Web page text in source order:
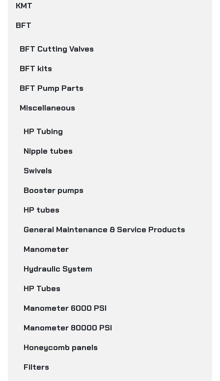
KMT
BFT
BFT Cutting Valves
BFT kits
BFT Pump Parts
Miscellaneous
HP Tubing
Nipple tubes
Swivels
Booster pumps
HP tubes
General Maintenance & Service Products
Manometer
Hydraulic System
HP Tubes
Manometer 6000 PSI
Manometer 80000 PSI
Honeycomb panels
Filters